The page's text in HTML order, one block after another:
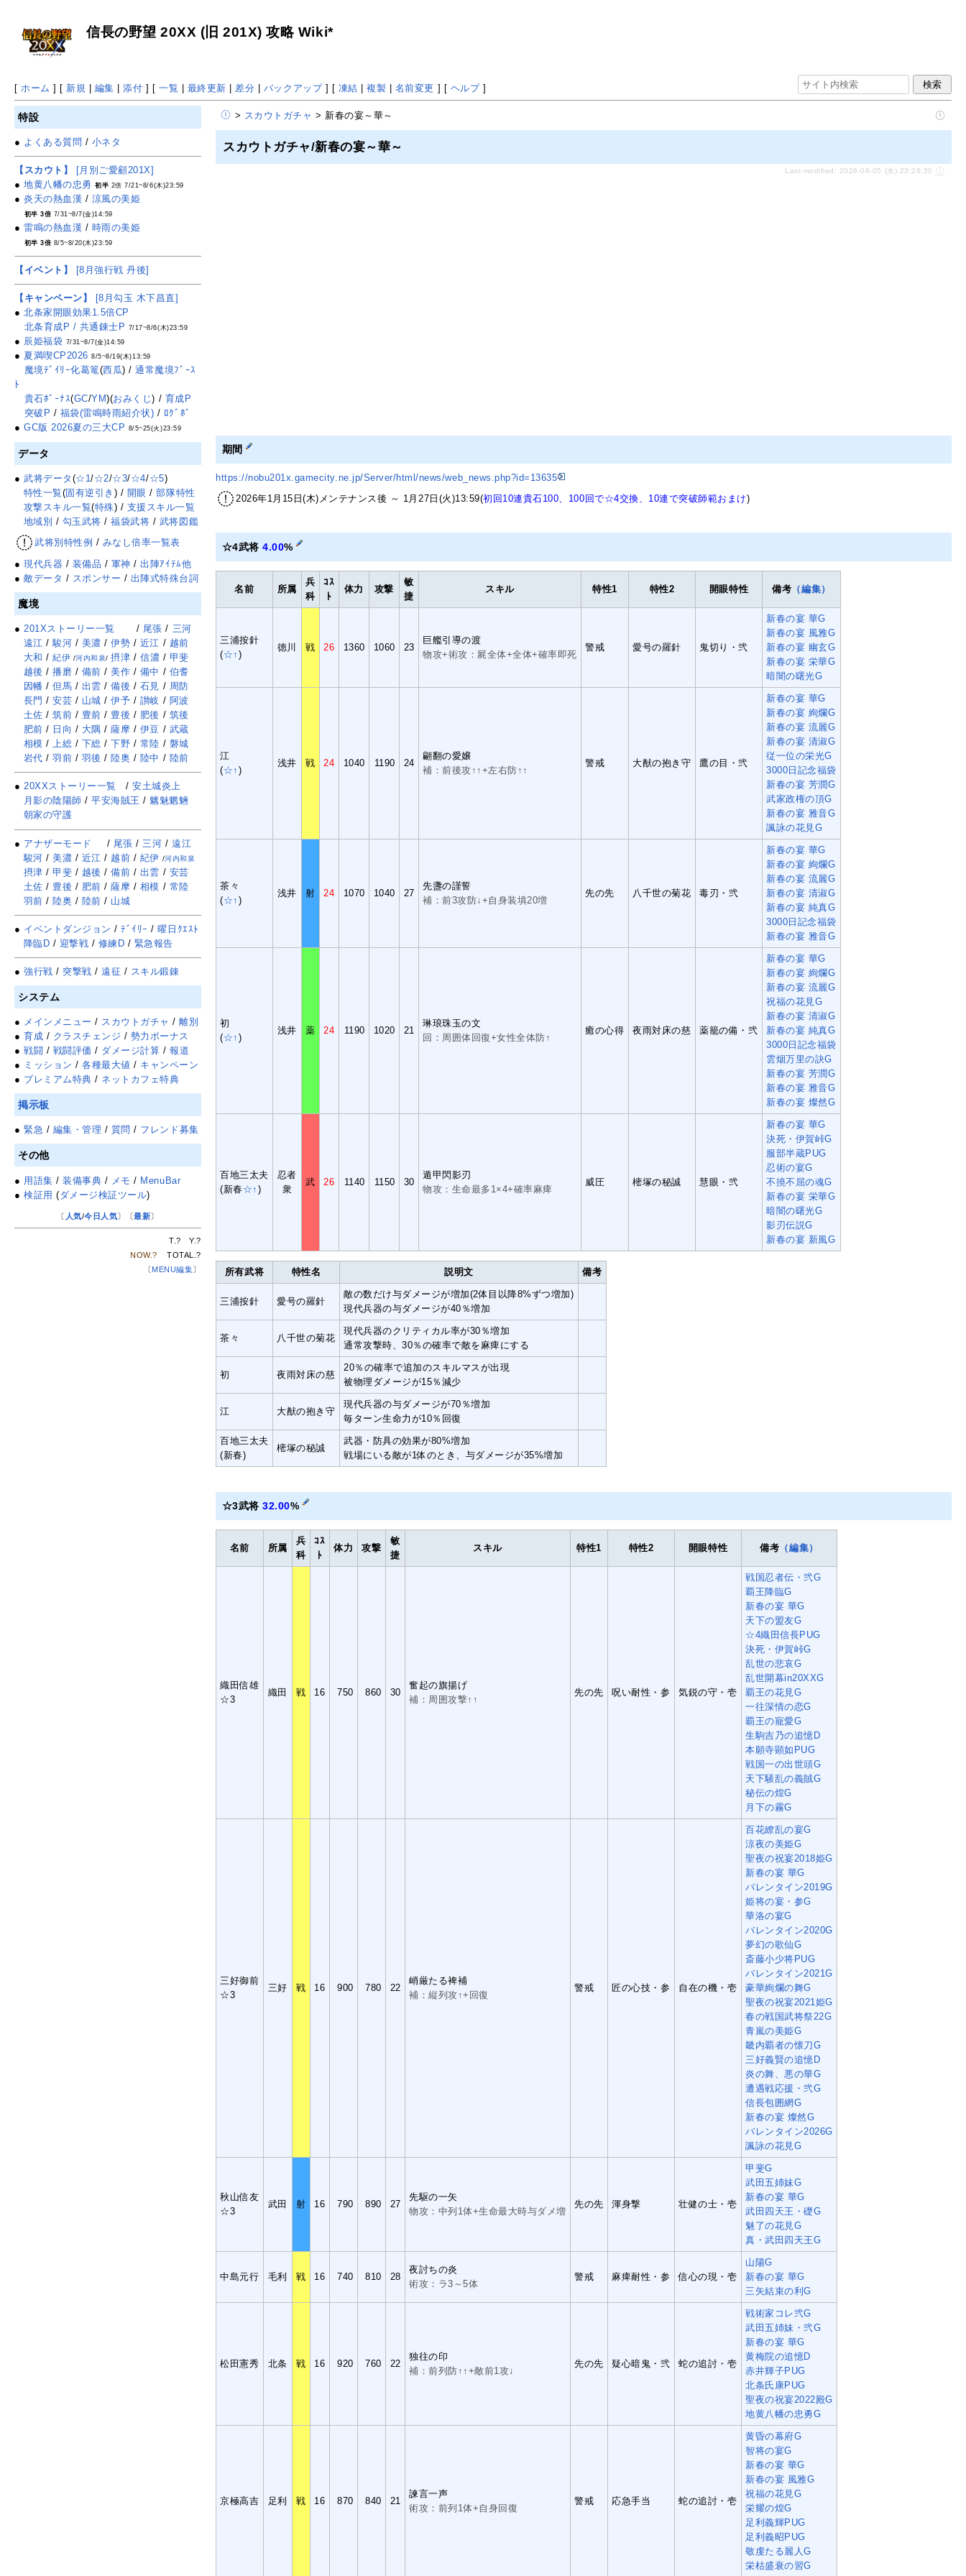
信長の野望 20XX (旧 201X) 攻略 Wiki*
[ ホーム ] [ 新規 編集 |添付 ] [一覧 最終更新 差分 バックアップ] [ 凍結 |複製 名前変更 ] [ ヘルプ]
> スカウトガチャ > 新春の宴～華～
スカウトガチャ/新春の宴～華～
Last-modified: 2026-08-05 (水) 23:28:20
期間
https://nobu201x.gamecity.ne.jp/Server/html/news/web_news.php?id=13635
2026年1月15日(木)メンテナンス後 ～ 1月27日(火)13:59(初回10連貴石100、100回で☆4交換、10連で突破師範おまけ)
☆4武将4.00%
名前 所属
兵
科
ｺｽ
ﾄ
体力 攻撃
敏
捷
スキル 特性1 特性2 開眼特性 備考 （編集）
三浦按針
(☆↑ )
徳川 戦 26 1360 1060 23
巨艦引導の渡
物攻+術攻：屍全体+全体+確率即死
警戒 愛号の羅針 鬼切り・弐
新春の宴 華G
新春の宴 風雅G
新春の宴 幽玄G
新春の宴 栄華G
暗闇の曙光G
江
(☆↑ )
浅井 戦 24 1040 1190 24
翩翻の愛嬢
補：前後攻↑↑+左右防↑↑
警戒 大猷の抱き守 鷹の目・弐
新春の宴 華G
新春の宴 絢爛G
新春の宴 流麗G
新春の宴 清淑G
従一位の栄光G
3000日記念福袋
新春の宴 芳潤G
武家政権の頂G
新春の宴 雅音G
諷詠の花見G
茶々
(☆↑ )
浅井 射 24 1070 1040 27
先盞の謹誓
補：前3攻防↓+自身装填20増
先の先 八千世の菊花 毒刃・弐
新春の宴 華G
新春の宴 絢爛G
新春の宴 流麗G
新春の宴 清淑G
新春の宴 純真G
3000日記念福袋
新春の宴 雅音G
初
(☆↑ )
浅井 薬 24 1190 1020 21
琳琅珠玉の文
回：周囲体回復+女性全体防↑
癒の心得 夜雨対床の慈 薬籠の備・弐
新春の宴 華G
新春の宴 絢爛G
新春の宴 流麗G
祝福の花見G
新春の宴 清淑G
新春の宴 純真G
3000日記念福袋
雲烟万里の訣G
新春の宴 芳潤G
新春の宴 雅音G
新春の宴 燦然G
百地三太夫
(新春☆↑ )
忍者
衆
武 26 1140 1150 30
遁甲閃影刃
物攻：生命最多1×4+確率麻痺
威圧 樒塚の秘誠 慧眼・弐
新春の宴 華G
決死・伊賀峠G
服部半蔵PUG
忍術の宴G
不撓不屈の魂G
新春の宴 栄華G
暗闇の曙光G
影刃伝説G
新春の宴 新風G
所有武将 特性名 説明文 備考
三浦按針 愛号の羅針
敵の数だけ与ダメージが増加(2体目以降8%ずつ増加)
現代兵器の与ダメージが40％増加
茶々 八千世の菊花
現代兵器のクリティカル率が30％増加
通常攻撃時、30％の確率で敵を麻痺にする
初 夜雨対床の慈
20％の確率で追加のスキルマスが出現
被物理ダメージが15％減少
江 大猷の抱き守
現代兵器の与ダメージが70％増加
毎ターン生命力が10％回復
百地三太夫
(新春)
樒塚の秘誠
武器・防具の効果が80%増加
戦場にいる敵が1体のとき、与ダメージが35%増加
☆3武将32.00%
名前 所属
兵
科
ｺｽ
ﾄ
体力 攻撃
敏
捷
スキル 特性1 特性2 開眼特性 備考 （編集）
織田信雄
☆3
織田 戦 16 750 860 30
奮起の旗揚げ
補：周囲攻撃↑↑
先の先 呪い耐性・参 気鋭の守・壱
戦国忍者伝・弐G
覇王降臨G
新春の宴 華G
天下の盟友G
☆4織田信長PUG
決死・伊賀峠G
乱世の悲哀G
乱世開幕in20XXG
覇王の花見G
一往深情の恋G
覇王の寵愛G
生駒吉乃の追憶D
本願寺顕如PUG
戦国一の出世頭G
天下騒乱の義賊G
秘伝の煌G
月下の霧G
三好御前
☆3
三好 戦 16 900 780 22
峭厳たる裨補
補：縦列攻↑+回復
警戒 匠の心技・参 自在の機・壱
百花繚乱の宴G
涼夜の美姫G
聖夜の祝宴2018姫G
新春の宴 華G
バレンタイン2019G
姫将の宴・参G
華洛の宴G
バレンタイン2020G
夢幻の歌仙G
斎藤小少将PUG
バレンタイン2021G
豪華絢爛の舞G
聖夜の祝宴2021姫G
春の戦国武将祭22G
青嵐の美姫G
畿内覇者の懐刀G
三好義賢の追憶D
炎の舞、悪の華G
遭遇戦応援・弐G
信長包囲網G
新春の宴 燦然G
バレンタイン2026G
諷詠の花見G
秋山信友
☆3
武田 射 16 790 890 27
先駆の一矢
物攻：中列1体+生命最大時与ダメ増
先の先 渾身撃 壮健の士・壱
甲斐G
武田五姉妹G
新春の宴 華G
武田四天王・礎G
魅了の花見G
真・武田四天王G
中島元行 毛利 戦 16 740 810 28
夜討ちの炎
術攻：ラ3～5体
警戒 麻痺耐性・参 信心の現・壱
山陽G
新春の宴 華G
三矢結束の利G
松田憲秀 北条 戦 16 920 760 22
独往の印
補：前列防↑↑+敵前1攻↓
先の先 疑心暗鬼・弐 蛇の追討・壱
戦術家コレ弐G
武田五姉妹・弐G
新春の宴 華G
黄梅院の追憶D
赤井輝子PUG
北条氏康PUG
聖夜の祝宴2022殿G
地黄八幡の忠勇G
京極高吉 足利 戦 16 870 840 21
諫言一声
術攻：前列1体+自身回復
警戒 応急手当 蛇の追討・壱
黄昏の幕府G
智将の宴G
新春の宴 華G
新春の宴 風雅G
祝福の花見G
栄耀の煌G
足利義輝PUG
足利義昭PUG
敬虔たる麗人G
栄枯盛衰の習G
特設
● よくある質問 / 小ネタ
【スカウト】
[月別ご愛顧201X]
●地黄八幡の忠勇 初半 2倍 7/21~8/6(木)23:59
●炎天の熱血漢 / 涼風の美姫
初半 3倍 7/31~8/7(金)14:59
●雷鳴の熱血漢 / 時雨の美姫
初半 3倍 8/5~8/20(木)23:59
【イベント】 [8月強行戦 丹後]
【キャンペーン】
[8月勾玉 木下昌直]
●北条家開眼効果1.5倍CP
北条育成P / 共通錬士P 7/17~8/6(木)23:59
● 辰姫福袋 7/31~8/7(金)14:59
● 夏満喫CP2026 8/5~8/19(木)13:59
魔境ﾃﾞｲﾘｰ化葛篭(西瓜) /通常魔境ﾌﾞｰｽ
ﾄ
貴石ﾎﾞｰﾅｽ(GC/YM)(おみくじ) / 育成P
突破P / 福袋(雷鳴時雨紹介状) / ﾛｸﾞﾎﾞ
●GC版 2026夏の三大CP 8/5~25(火)23:59
データ
●武将データ (☆1/☆2/☆3/☆4/☆5)
特性一覧(固有逆引き ) / 開眼 /部隊特性
攻撃スキル一覧(特殊) / 支援スキル一覧
地域別 / 勾玉武将 /福袋武将 / 武将図鑑
武将別特性例 / みなし倍率一覧表
●現代兵器 / 装備品 / 軍神 /出陣ｱｲﾃﾑ他
●敵データ / スポンサー / 出陣式特殊台詞
魔境
●201Xストーリー一覧 / 尾張 / 三河
遠江 /駿河 / 美濃 /伊勢 / 近江 / 越前
大和 /紀伊 /河内和泉/摂津 / 信濃 / 甲斐
越後 /播磨 / 備前 /美作 / 備中 / 伯耆
因幡 /但馬 / 出雲 /備後 / 石見 / 周防
長門 /安芸 / 山城 /伊予 / 讃岐 / 阿波
土佐 /筑前 / 豊前 / 豊後 / 肥後 / 筑後
肥前 / 日向 / 大隅 /薩摩 / 伊豆 / 武蔵
相模 /上総 / 下総 /下野 / 常陸 / 磐城
岩代 /羽前 / 羽後 / 陸奥 / 陸中 / 陸前
●20XXストーリー一覧 /安土城炎上
月影の陰陽師 /平安海賊王 / 魑魅魍魎
朝家の守護
● アナザーモード / 尾張 / 三河 / 遠江
駿河 /美濃 / 近江 / 越前 / 紀伊 /河内和泉
摂津 /甲斐 / 越後 /備前 / 出雲 / 安芸
土佐 / 豊後 / 肥前 /薩摩 / 相模 / 常陸
羽前 /陸奥 / 陸前 / 山城
● イベントダンジョン /ﾃﾞｲﾘｰ /曜日ｸｴｽﾄ
降臨D / 迎撃戦 / 修練D / 緊急報告
●強行戦 / 突撃戦 /遠征 / スキル鍛錬
システム
● メインメニュー / スカウトガチャ /離別
●育成 / クラスチェンジ / 勢力ボーナス
●戦闘 / 戦闘評価 / ダメージ計算 / 報道
● ミッション /各種最大値 / キャンペーン
● プレミアム特典 / ネットカフェ特典
掲示板
●緊急 / 編集・管理 / 質問 / フレンド募集
その他
● 用語集 /装備事典 / メモ / MenuBar
●検証用 (ダメージ検証ツール)
〔 人気/今日人気〕〔最新〕
T.? Y.?
NOW.? TOTAL.?
〔MENU編集〕